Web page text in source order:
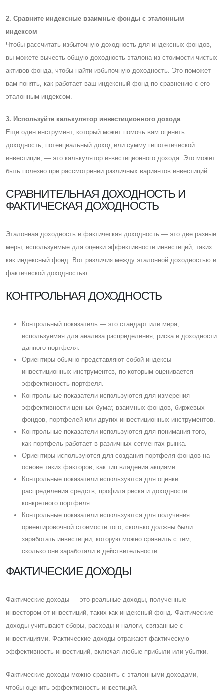
2. Cравните индексные взаимные фонды с эталонным
индексом
Чтобы рассчитать избыточную доходность для индексных фондов,
вы можете вычесть общую доходность эталона из стоимости чистых
активов фонда, чтобы найти избыточную доходность. Это поможет
вам понять, как работает ваш индексный фонд по сравнению с его
эталонным индексом.
3. Используйте калькулятор инвестиционного дохода
Eще один инструмент, который может помочь вам оценить
доходность, потенциальный доход или сумму гипотетической
инвестиции, — это калькулятор инвестиционного дохода. Это может
быть полезно при рассмотрении различных вариантов инвестиций.
CРАВНИТЕЛЬНАЯ ДОХОДНОСТЬ И
ФАКТИЧЕСКАЯ ДОХОДНОСТЬ
Эталонная доходность и фактическая доходность — это две разные
меры, используемые для оценки эффективности инвестиций, таких
как индексный фонд. Вот различия между эталонной доходностью и
фактической доходностью:
КОНТРОЛЬНАЯ ДОХОДНОСТЬ
Контрольный показатель — это стандарт или мера,
используемая для анализа распределения, риска и доходности
данного портфеля.
Ориентиры обычно представляют собой индексы
инвестиционных инструментов, по которым оценивается
эффективность портфеля.
Контрольные показатели используются для измерения
эффективности ценных бумаг, взаимных фондов, биржевых
фондов, портфелей или других инвестиционных инструментов.
Контрольные показатели используются для понимания того,
как портфель работает в различных сегментах рынка.
Ориентиры используются для создания портфеля фондов на
основе таких факторов, как тип владения акциями.
Контрольные показатели используются для оценки
распределения средств, профиля риска и доходности
конкретного портфеля.
Контрольные показатели используются для получения
ориентировочной стоимости того, сколько должны были
заработать инвестиции, которую можно сравнить с тем,
сколько они заработали в действительности.
ФАКТИЧЕСКИЕ ДОХОДЫ
Фактические доходы — это реальные доходы, полученные
инвестором от инвестиций, таких как индексный фонд. Фактические
доходы учитывают сборы, расходы и налоги, связанные с
инвестициями. Фактические доходы отражают фактическую
эффективность инвестиций, включая любые прибыли или убытки.
Фактические доходы можно сравнить с эталонными доходами,
чтобы оценить эффективность инвестиций.